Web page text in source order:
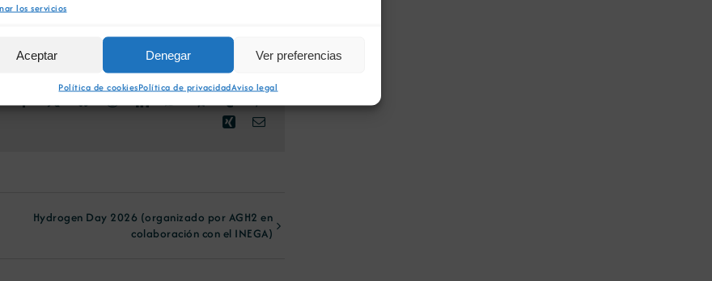
los servicios
Aceptar Denegar Ver preferencias
Política de cookiesPolítica de privacidadAviso legal
XingCorreo
Hydrogen Day 2026 (organizado por AGH2 en
colaboración con el INEGA)